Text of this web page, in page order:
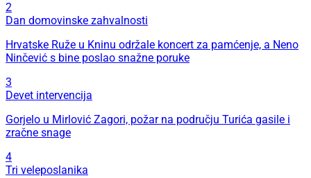
2
Dan domovinske zahvalnosti
Hrvatske Ruže u Kninu održale koncert za pamćenje, a Neno
Ninčević s bine poslao snažne poruke
3
Devet intervencija
Gorjelo u Mirlović Zagori, požar na području Turića gasile i
zračne snage
4
Tri veleposlanika